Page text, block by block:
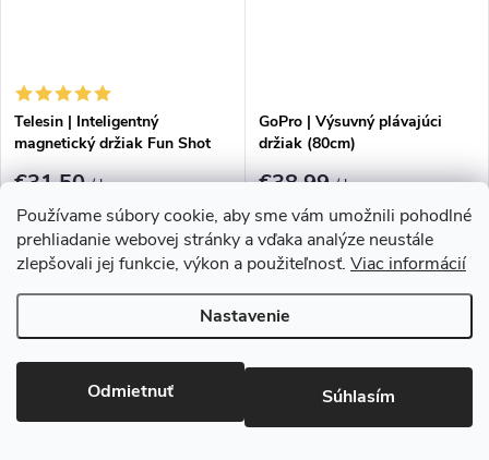
Používame súbory cookie, aby sme vám umožnili pohodlné
prehliadanie webovej stránky a vďaka analýze neustále
zlepšovali jej funkcie, výkon a použiteľnosť. Viac informácií
Nastavenie
Odmietnuť Súhlasím
Telesin | Inteligentný
magnetický držiak Fun Shot
€31,50/ ks
Ihneď k odoslaniu2 ks
GoPro | Výsuvný plávajúci
držiak (80cm)
€38,99/ ks
Ihneď k odoslaniu1 ks